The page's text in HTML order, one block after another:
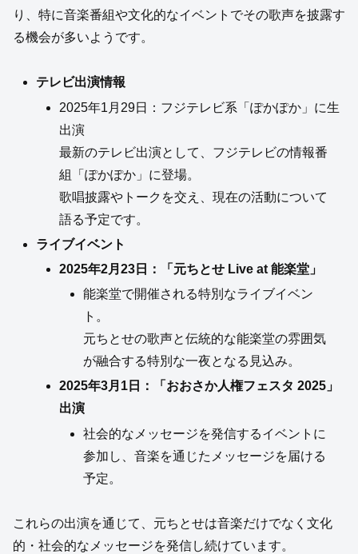
り、特に音楽番組や文化的なイベントでその歌声を披露す
る機会が多いようです。
テレビ出演情報
2025年1月29日：フジテレビ系「ぽかぽか」に生
出演
最新のテレビ出演として、フジテレビの情報番
組「ぽかぽか」に登場。
歌唱披露やトークを交え、現在の活動について
語る予定です。
ライブイベント
2025年2月23日：「元ちとせ Live at 能楽堂」
能楽堂で開催される特別なライブイベン
ト。
元ちとせの歌声と伝統的な能楽堂の雰囲気
が融合する特別な一夜となる見込み。
2025年3月1日：「おおさか人権フェスタ 2025」
出演
社会的なメッセージを発信するイベントに
参加し、音楽を通じたメッセージを届ける
予定。
これらの出演を通じて、元ちとせは音楽だけでなく文化
的・社会的なメッセージを発信し続けています。